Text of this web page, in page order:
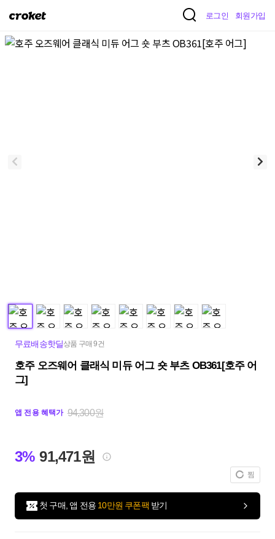
크
켓
로그인 회원가입
무료배송핫딜상품 구매 9건
호주 오즈웨어 클래식 미듀 어그 숏 부츠 OB361[호주 어
그]
앱 전용 혜택가 94,300원
3% 91,471원
찜
첫 구매, 앱 전용 10만원 쿠폰팩 받기